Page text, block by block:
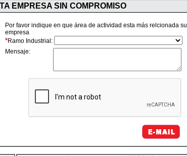
EMPRESA SIN COMPROMISO
Por favor indique en que área de actividad esta más relcionada su
empresa
*Ramo Industrial:
Mensaje: